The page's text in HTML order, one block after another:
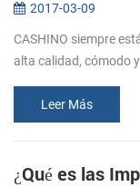
2017-03-09
CASHINO siempre
alta calidad, cómodo
atención a ...
Leer Más
¿Qué es las